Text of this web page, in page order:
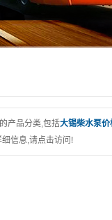
的产品分类,包括大锡柴水泵价
信息,请点击访问!